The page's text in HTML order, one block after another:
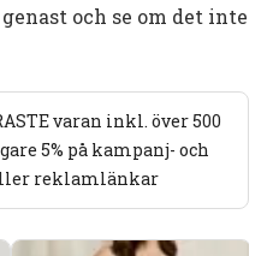
och se om det inte
varan inkl. över 500
5% på kampanj- och
reklamlänkar